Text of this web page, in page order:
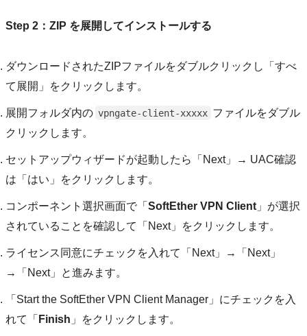
Step 2：ZIP を展開してインストールする
ダウンロードされたZIPファイルをダブルクリックし「すべ
て展開」をクリックします。
展開フォルダ内の vpngate-client-xxxxx ファイルをダブル
クリックします。
セットアップウィザードが起動したら「Next」→ UAC確認
は「はい」をクリックします。
コンポーネント選択画面で「 SoftEther VPN Client 」が選択
されていることを確認して「Next」をクリックします。
ライセンス同意にチェックを入れて「Next」→「Next」
→「Next」と進みます。
「Start the SoftEther VPN Client Manager」にチェックを入
れて「 Finish 」をクリックします。